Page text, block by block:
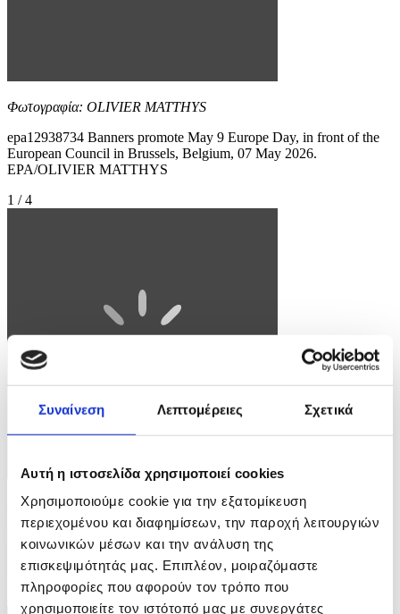
Συναίνεση Λεπτομέρειες Σχετικά
Αυτή η ιστοσελίδα χρησιμοποιεί cookies
Χρησιμοποιούμε cookie για την εξατομίκευση
περιεχομένου και διαφημίσεων, την παροχή λειτουργιών
κοινωνικών μέσων και την ανάλυση της
επισκεψιμότητάς μας. Επιπλέον, μοιραζόμαστε
πληροφορίες που αφορούν τον τρόπο που
χρησιμοποιείτε τον ιστότοπό μας με συνεργάτες
Φωτογραφία: OLIVIER MATTHYS
epa12938734 Banners promote May 9 Europe Day, in front of the
European Council in Brussels, Belgium, 07 May 2026.
EPA/OLIVIER MATTHYS
1 / 4
Φωτογραφία: OLIVIER MATTHYS
epa12938733 Banners promote May 9 Europe Day, in front of the
European Council in Brussels, Belgium, 07 May 2026.
EPA/OLIVIER MATTHYS